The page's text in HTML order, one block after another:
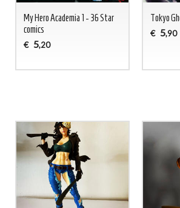
My Hero Academia 1 - 36 Star
comics
€ 5,20
Tokyo
€ 5,90